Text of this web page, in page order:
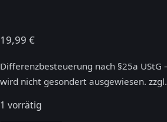
19,99 €
Differenzbesteuerung nach §25a UStG
wird nicht gesondert ausgewiesen. zzgl.
1 vorrätig